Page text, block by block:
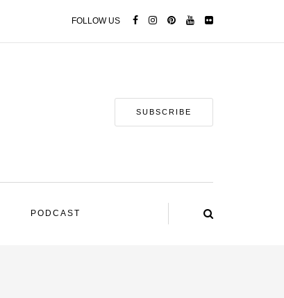
FOLLOW US
SUBSCRIBE
PODCAST